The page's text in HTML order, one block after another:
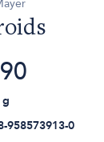
g
958573913-0